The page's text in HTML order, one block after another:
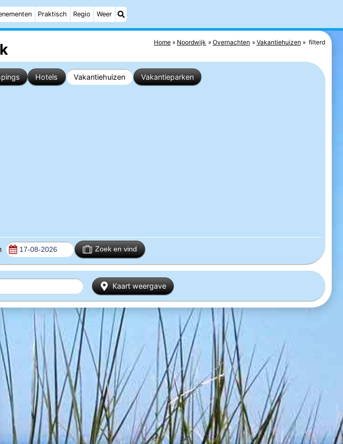
Praktisch Regio Weer
Home Noordwijk Overnachten Vakantiehuizen filterd
Hotels Vakantiehuizen Vakantieparken
Zoek en vind
Kaart weergave